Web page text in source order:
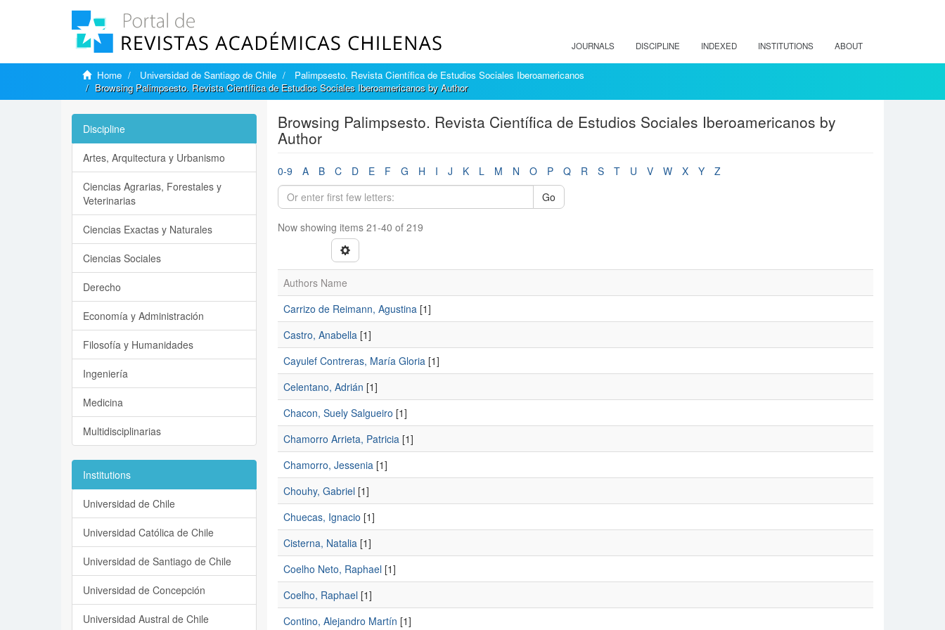
JOURNALS DISCIPLINE INDEXED INSTITUTIONS ABOUT
Home Universidad de Santiago de Chile
Palimpsesto. Revista Científica de Estudios Sociales Iberoamericanos
Browsing Palimpsesto. Revista Científica de Estudios Sociales Iberoamericanos by Author
Browsing Palimpsesto. Revista Científica de Estudios Sociales Iberoamericanos by
Author
0-9 A B C D E F G H I J K L M N O P Q R S T U V W X Y
Z
Go
Now showing items 21-40 of 219
Authors Name
Carrizo de Reimann, Agustina[1]
Castro, Anabella[1]
Cayulef Contreras, María Gloria[1]
Celentano, Adrián [1]
Chacon, Suely Salgueiro [1]
Chamorro Arrieta, Patricia[1]
Chamorro, Jessenia[1]
Chouhy, Gabriel[1]
Chuecas, Ignacio [1]
Cisterna, Natalia[1]
Coelho Neto, Raphael[1]
Coelho, Raphael[1]
Contino, Alejandro Martín [1]
Discipline
Artes, Arquitectura y Urbanismo
Ciencias Agrarias, Forestales y
Veterinarias
Ciencias Exactas y Naturales
Ciencias Sociales
Derecho
Economía y Administración
Filosofía y Humanidades
Ingeniería
Medicina
Multidisciplinarias
Institutions
Universidad de Chile
Universidad Católica de Chile
Universidad de Santiago de Chile
Universidad de Concepción
Universidad Austral de Chile